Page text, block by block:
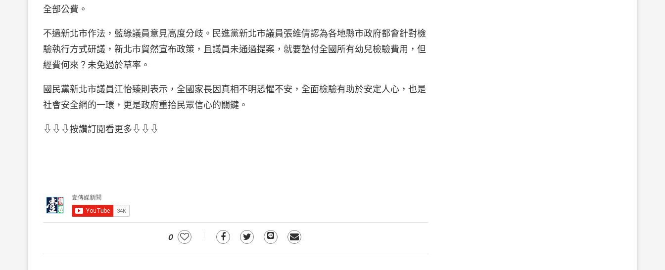
全部公費。
不過新北市作法，藍綠議員意見高度分歧。民進黨新北市議員張維倩認為各地縣市政府都會針對檢
驗執行方式研議，新北市貿然宣布政策，且議員未通過提案，就要墊付全國所有幼兒檢驗費用，但
經費何來？未免過於草率。
國民黨新北市議員江怡臻則表示，全國家長因真相不明恐懼不安，全面檢驗有助於安定人心，也是
社會安全網的一環，更是政府重拾民眾信心的關鍵。
⇩⇩⇩按讚訂閱看更多⇩⇩⇩
0